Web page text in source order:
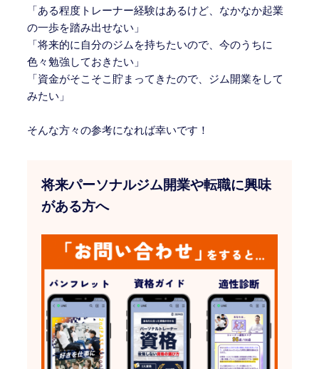
「ある程度トレーナー経験はあるけど、なかなか起業
の一歩を踏み出せない」
「将来的に自分のジムを持ちたいので、今のうちに
色々勉強しておきたい」
「資金がそこそこ貯まってきたので、ジム開業をして
みたい」
そんな方々の参考になれば幸いです！
将来パーソナルジム開業や転職に興味
がある方へ